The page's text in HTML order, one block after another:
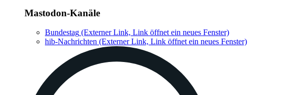
Mastodon-Kanäle
Bundestag (Externer Link, Link öffnet ein neues Fenster)
hib-Nachrichten (Externer Link, Link öffnet ein neues Fenster)